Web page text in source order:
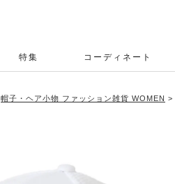
特集 コーディネート
帽子・ヘア小物 ファッション雑貨 WOMEN